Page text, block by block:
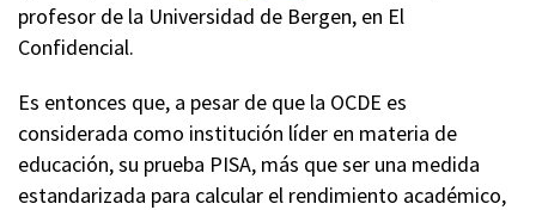
profesor de la Universidad de Bergen, en El
Confidencial.
Es entonces que, a pesar de que la OCDE es
considerada como institución líder en materia de
educación, su prueba PISA, más que ser una medida
estandarizada para calcular el rendimiento académico,